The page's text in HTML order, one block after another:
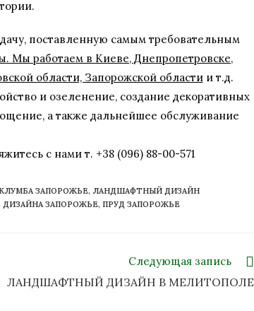
поставленную самым требовательным
Мы работаем в Киеве, Днепропетровске,
области, Запорожской областии т.д.
и озеленение, создание декоративных
а также дальнейшее обслуживание
с нами т. +38 (096) 88-00-571
КЛУМБА ЗАПОРОЖЬЕ, ЛАНДШАФТНЫЙ ДИЗАЙН
ЗАПОРОЖЬЕ, ПРУД ЗАПОРОЖЬЕ
Следующая запись
ЛАНДШАФТНЫЙ ДИЗАЙН В МЕЛИТОПОЛЕ